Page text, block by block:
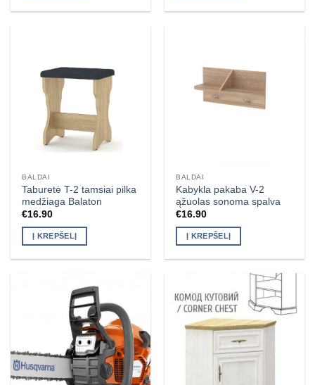
BALDAI
Taburetė T-2 tamsiai pilka
medžiaga Balaton
€16.90
Į KREPŠELĮ
BALDAI
Kabykla pakaba V-2
ąžuolas sonoma spalva
€16.90
Į KREPŠELĮ